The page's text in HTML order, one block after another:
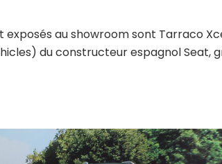
exposés au showroom sont Tarraco
du constructeur espagnol Seat,